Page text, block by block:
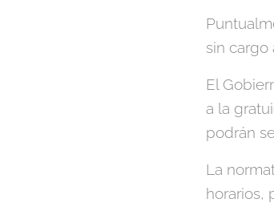
sin cargo
El
a la
podrán
La
horarios,